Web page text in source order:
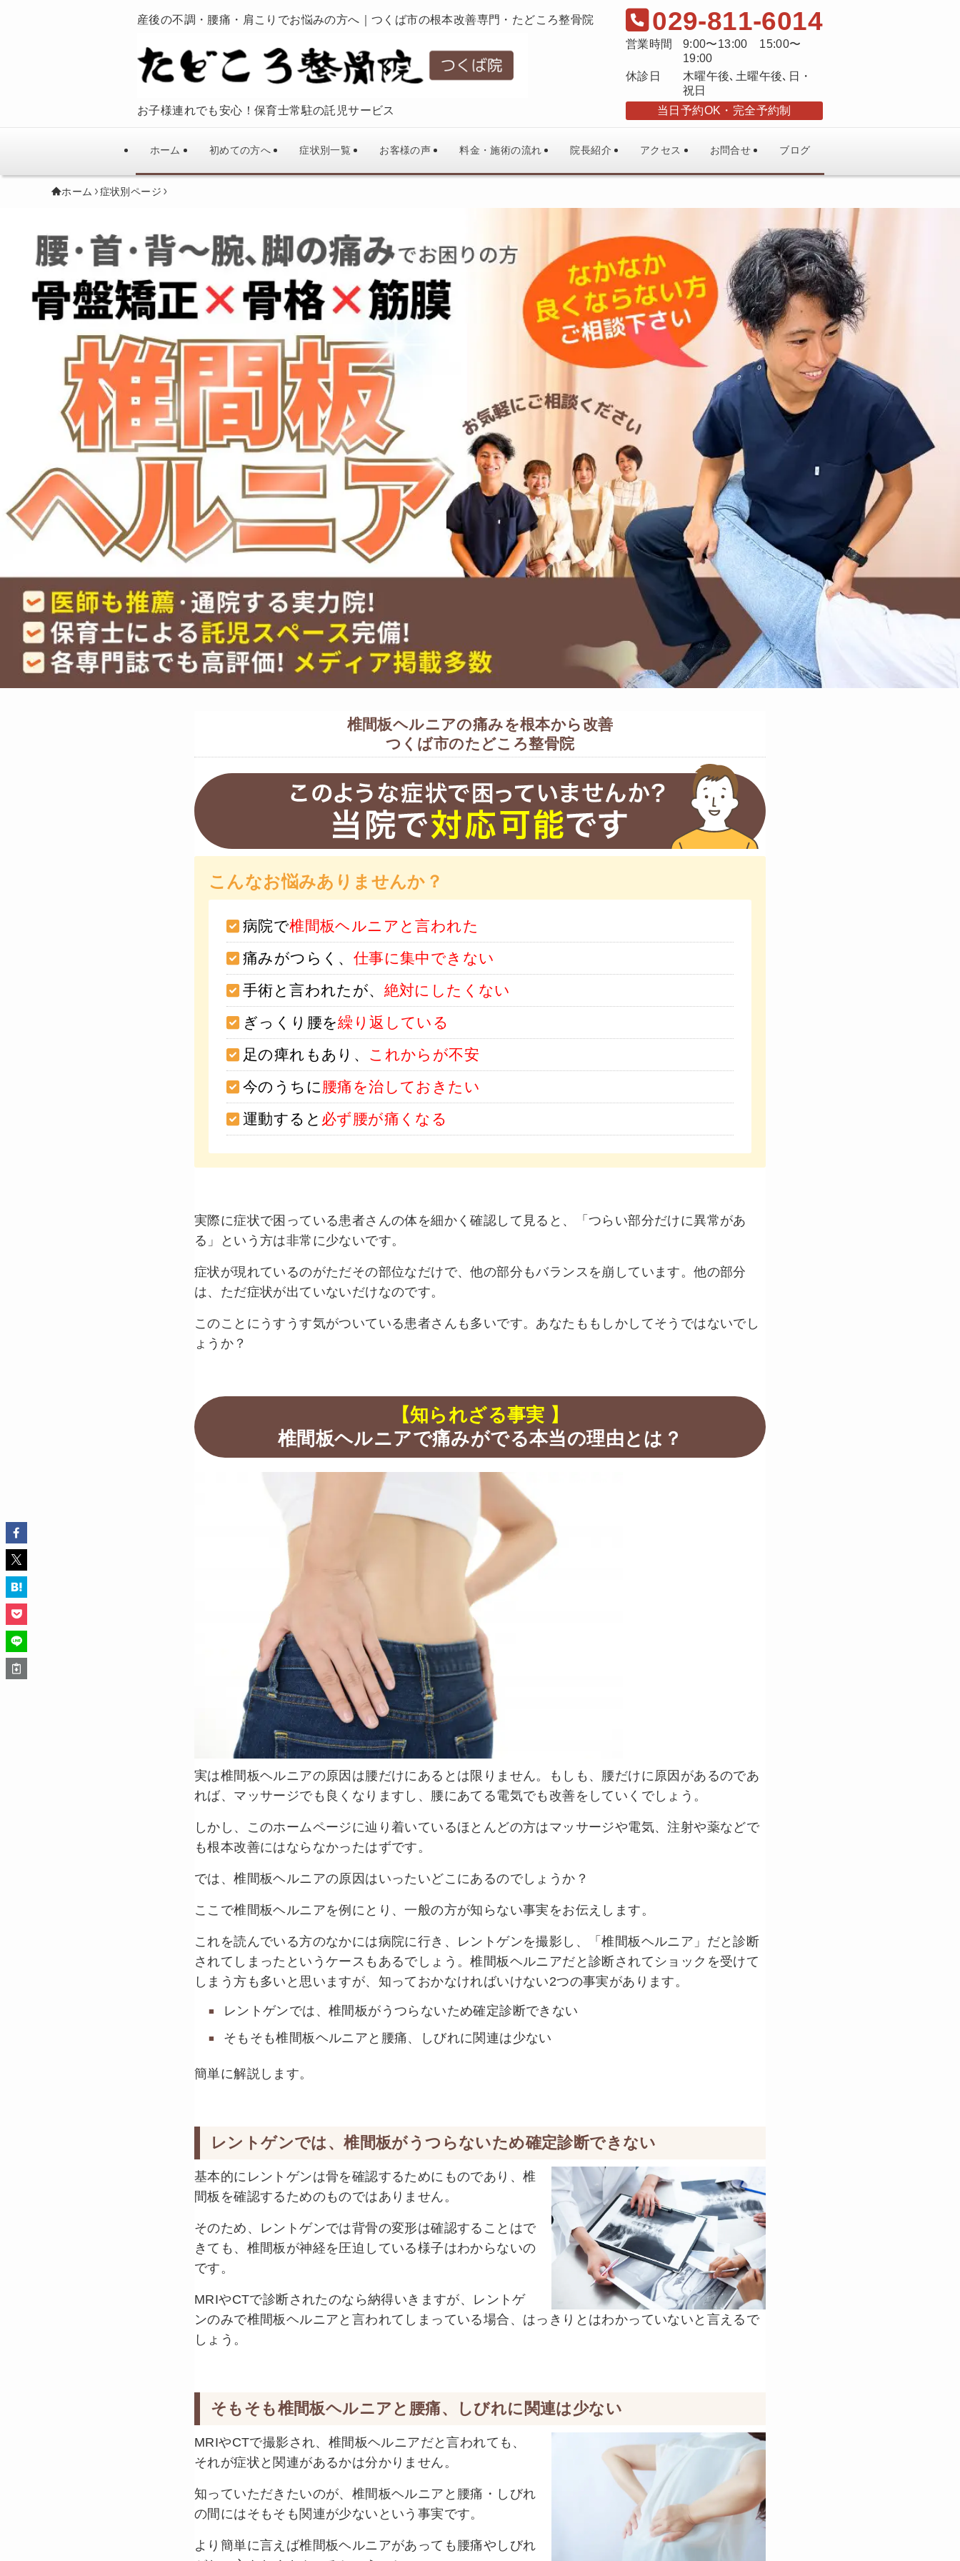
産後の不調・腰痛・肩こりでお悩みの方へ｜つくば市の根本改善専門・たどころ整骨院
お子様連れでも安心！保育士常駐の託児サービス
029-811-6014
営業時間
9:00〜13:00 15:00〜
19:00
休診日
木曜午後､土曜午後､日・
祝日
当日予約OK
完全予約制
ホーム 初めての方へ 症状別一覧 お客様の声 料金・施術の流れ 院長紹介 アクセス お問合せ ブログ
ホーム 症状別ページ
椎間板ヘルニアの痛みを根本から改善
つくば市のたどころ整骨院
こんなお悩みありませんか？
病院で椎間板ヘルニアと言われた
痛みがつらく、 仕事に集中できない
手術と言われたが、 絶対にしたくない
ぎっくり腰を繰り返している
足の痺れもあり、 これからが不安
今のうちに 腰痛を治しておきたい
運動すると 必ず腰が痛くなる
実際に症状で困っている患者さんの体を細かく確認して見ると、「つらい部分だけに異常があ
る」という方は非常に少ないです。
症状が現れているのがただその部位なだけで、他の部分もバランスを崩しています。他の部分
は、ただ症状が出ていないだけなのです。
このことにうすうす気がついている患者さんも多いです。あなたももしかしてそうではないでし
ょうか？
【知られざる事実 】
椎間板ヘルニアで痛みがでる本当の理由とは？
実は椎間板ヘルニアの原因は腰だけにあるとは限りません。もしも、腰だけに原因があるのであ
れば、マッサージでも良くなりますし、腰にあてる電気でも改善をしていくでしょう。
しかし、このホームページに辿り着いているほとんどの方はマッサージや電気、注射や薬などで
も根本改善にはならなかったはずです。
では、椎間板ヘルニアの原因はいったいどこにあるのでしょうか？
ここで椎間板ヘルニアを例にとり、一般の方が知らない事実をお伝えします。
これを読んでいる方のなかには病院に行き、レントゲンを撮影し、「椎間板ヘルニア」だと診断
されてしまったというケースもあるでしょう。椎間板ヘルニアだと診断されてショックを受けて
しまう方も多いと思いますが、知っておかなければいけない2つの事実があります。
レントゲンでは、椎間板がうつらないため確定診断できない
そもそも椎間板ヘルニアと腰痛、しびれに関連は少ない
簡単に解説します。
レントゲンでは、椎間板がうつらないため確定診断できない
基本的にレントゲンは骨を確認するためにものであり、椎
間板を確認するためのものではありません。
そのため、レントゲンでは背骨の変形は確認することはで
きても、椎間板が神経を圧迫している様子はわからないの
です。
MRIやCTで診断されたのなら納得いきますが、レントゲ
ンのみで椎間板ヘルニアと言われてしまっている場合、はっきりとはわかっていないと言えるで
しょう。
そもそも椎間板ヘルニアと腰痛、しびれに関連は少ない
MRIやCTで撮影され、椎間板ヘルニアだと言われても、
それが症状と関連があるかは分かりません。
知っていただきたいのが、椎間板ヘルニアと腰痛・しびれ
の間にはそもそも関連が少ないという事実です。
より簡単に言えば椎間板ヘルニアがあっても腰痛やしびれ